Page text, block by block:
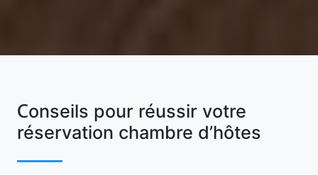
Conseils pour réussir votre
réservation chambre d’hôtes